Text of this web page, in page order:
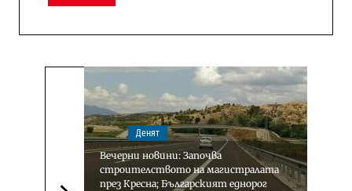
Денят
Вечерни новини: Започва
строителството на магистралата
през Кресна; Българският еднорог